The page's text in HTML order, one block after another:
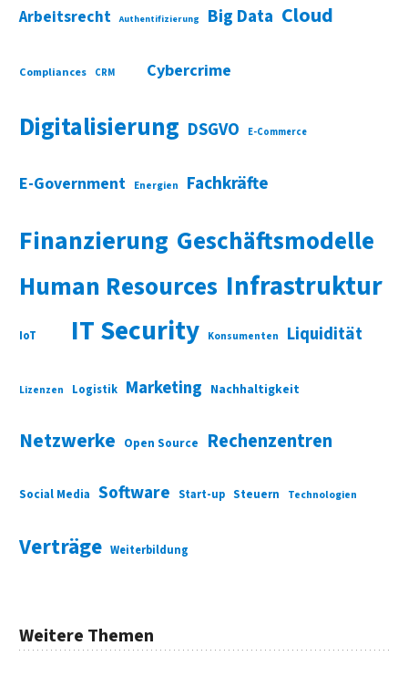
Arbeitsrecht Authentifizierung Big Data Cloud
Compliances CRM Cybercrime
Digitalisierung DSGVO E-Commerce
E-Government Energien Fachkräfte
Finanzierung Geschäftsmodelle
Human Resources Infrastruktur
IoT IT Security Konsumenten Liquidität
Lizenzen Logistik Marketing Nachhaltigkeit
Netzwerke Open Source Rechenzentren
Social Media Software Start-up Steuern Technologien
Verträge Weiterbildung
Weitere Themen